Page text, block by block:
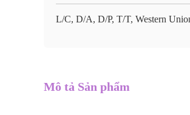
L/C, D/A, D/P, T/T, Western
Mô tả Sản phẩm